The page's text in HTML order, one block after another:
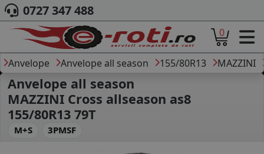
ACASA
DESPRE NOI
ANVELOPE
AUTO
CAMION
0727 347 488
0
Anvelope Anvelope all season 155/80R13 MAZZINI
Anvelope all season
MAZZINI Cross allseason as8
155/80R13 79T
M+S 3PMSF